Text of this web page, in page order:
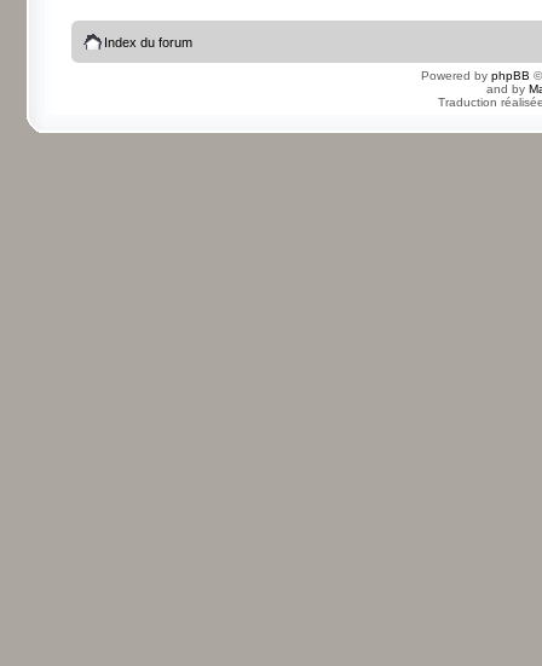
Index du forum
Powered by phpBB
and by
Traduction